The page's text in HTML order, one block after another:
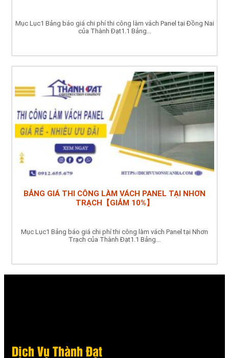
Mục Lục1 Bảng báo giá chi phí thi công làm vách Panel tại Đồng Nai
của Thành Đạt1.1 Bảng...
BẢNG GIÁ THI CÔNG LÀM VÁCH PANEL TẠI NHƠN
TRẠCH【GIẢM 10%】
Mục Lục1 Bảng báo giá chi phí thi công làm vách Panel tại Nhơn
Trạch của Thành Đạt1.1 Bảng...
Dịch Vụ Thành Đạt